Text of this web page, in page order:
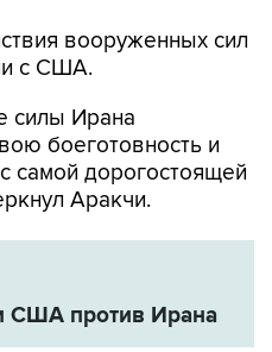
вооруженных сил
с США.
силы Ирана
боеготовность и
самой дорогостоящей
Аракчи.
США против Ирана